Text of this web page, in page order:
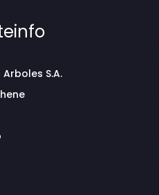
S.A.